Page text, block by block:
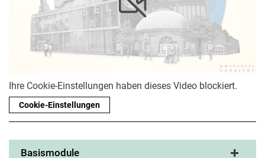
Ihre Cookie-Einstellungen haben dieses Video blockiert.
Cookie-Einstellungen
Basismodule